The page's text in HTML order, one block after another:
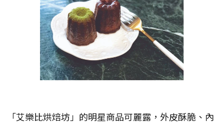
「艾樂比烘焙坊」的明星商品可麗露，外皮酥脆、內